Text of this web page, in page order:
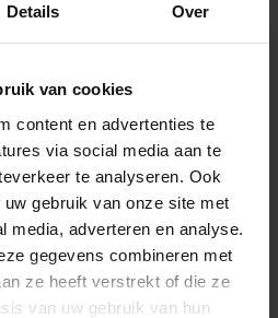
Details Over
van cookies
content en advertenties te
via social media aan te
te analyseren. Ook
gebruik van onze site met
media, adverteren en analyse.
gegevens combineren met
ze heeft verstrekt of die ze
van uw gebruik van hun
op een correcte en tijdige
processen en bent
en ruimte om jouw
In een organisatie die
is, speel jij een belangrijke
en verdere
payrollprocessen.